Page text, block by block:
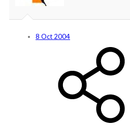
8 Oct 2004